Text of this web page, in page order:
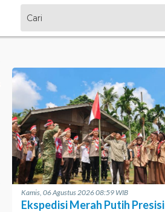
Kamis, 06 Agustus 2026 08:59 WIB
Ekspedisi Merah Putih Presisi